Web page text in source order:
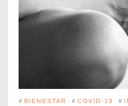
# BIENESTAR # COVID-19 #